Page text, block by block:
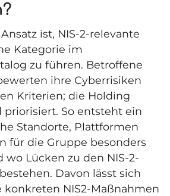
ist, NIS-2-relevante
Kategorie im
zu führen. Betroffene
ihre Cyberrisiken
Kriterien; die Holding
So entsteht ein
Standorte, Plattformen
für die Gruppe besonders
Lücken zu den NIS-2-
Davon lässt sich
konkreten NIS2-Maßnahmen